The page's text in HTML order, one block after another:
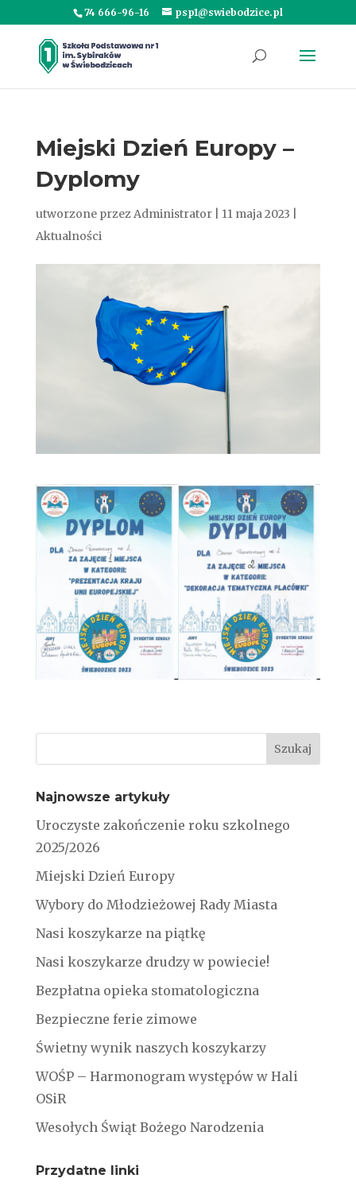
74 666-96-16 psp1@swiebodzice.pl
Miejski Dzień Europy –
Dyplomy
utworzone przezAdministrator| 11 maja 2023
Aktualności
Najnowsze artykuły
Uroczyste zakończenie roku szkolnego
2025/2026
Miejski Dzień Europy
Wybory do Młodzieżowej Rady Miasta
Nasi koszykarze na piątkę
Nasi koszykarze drudzy w powiecie!
Bezpłatna opieka stomatologiczna
Bezpieczne ferie zimowe
Świetny wynik naszych koszykarzy
WOŚP – Harmonogram występów w Hali
OSiR
Wesołych Świąt Bożego Narodzenia
Przydatne linki